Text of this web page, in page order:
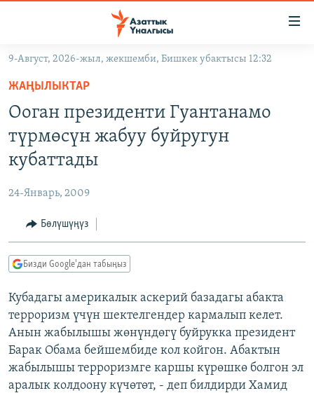
Навигацияга
өтүңүз
Издөөгө
салыңызКЫРГЫЗСТАН
САЯСАТ
МАДАНИЯТ
ДҮЙНӨ
УКРАИНА
ТВ ПРОГРАММАЛАР
БҮГҮН АЗАТТЫКТА
ДАНИСТЕ
ЭЖЕ-СИҢДИЛЕР
АЗАТТЫК+
ЫҢГАЙСЫЗ СУРООЛОР
ПОДКАСТ
Русский
ОНЛАЙН ШЕРИНЕ
9-Август, 2026-жыл, жекшемби, Бишкек убактысы 12:32
ЖАҢЫЛЫКТАР
Ооган президенти Гуантанамо
түрмөсүн жабуу буйругун
кубаттады
24-Январь, 2009
Бөлүшүңүз
Бизди Google'дан табыңыз
Кубадагы америкалык аскерий базадагы абакта
терроризм үчүн шектелгендер кармалып келет.
Анын жабылышы жөнүндөгү буйрукка президент
Барак Обама бейшембиде кол койгон. Абактын
жабылышы терроризмге каршы күрөшкө болгон эл
аралык колдоону күчөтөт, - деп билдирди Хамид